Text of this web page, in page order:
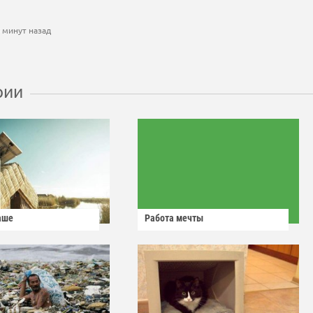
назад
Работа мечты